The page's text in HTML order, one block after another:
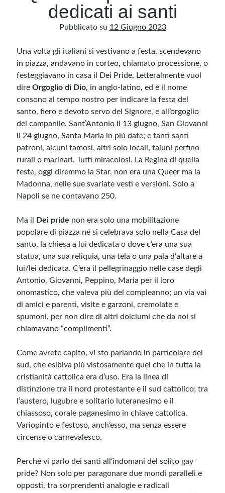
Categorie
Questo blog non rappresenta una testata giornalistica, in quanto viene aggiornato
senza alcuna periodicità. Non può pertanto considerarsi un prodotto editoriale ai
sensi della legge n· 62 del 7.03.2001. L’autore non è responsabile di quanto
pubblicato dai lettori nei commenti ai vari post. Saranno comunque cancellati quelli
ritenuti offensivi o lesivi dell’immagine o dell’onorabilità di terzi, di genere spam,
razzisti o che contengano dati personali non conformi al rispetto delle norme sulla
privacy. Alcune immagini inserite in questo blog sono tratte da Internet e, pertanto,
diritti d’autore, vi invito a comunicarlo via e-mail a info[at]dinovalle.it e saranno
Accedi
Feed dei contenuti
Feed dei commenti
WordPress.org
dedicati ai santi
Pubblicato su 12 Giugno 2023
Una volta gli italiani si vestivano a festa, scendevano
in piazza, andavano in corteo, chiamato processione, o
festeggiavano in casa il Dei Pride. Letteralmente vuol
direOrgoglio di Dio, in anglo-latino, ed è il nome
consono al tempo nostro per indicare la festa del
santo, fiero e devoto servo del Signore, e all’orgoglio
del campanile. Sant’Antonio il 13 giugno, San Giovanni
il 24 giugno, Santa Maria in più date; e tanti santi
patroni, alcuni famosi, altri solo locali, taluni perfino
rurali o marinari. Tutti miracolosi. La Regina di quella
feste, oggi diremmo la Star, non era una Queer ma la
Madonna, nelle sue svariate vesti e versioni. Solo a
Napoli se ne contavano 250.
Ma il Dei pride non era solo una mobilitazione
popolare di piazza né si celebrava solo nella Casa del
santo, la chiesa a lui dedicata o dove c’era una sua
statua, una sua reliquia, una tela o una pala d’altare a
lui/lei dedicata. C’era il pellegrinaggio nelle case degli
Antonio, Giovanni, Peppino, Maria per il loro
onomastico, che valeva più del compleanno; un via vai
di amici e parenti, visite e garzoni, cremolate e
spumoni, per non dire di altri dolciumi che da noi si
chiamavano “complimenti”.
Come avrete capito, vi sto parlando in particolare del
sud, che esibiva più vistosamente quel che in tutta la
cristianità cattolica era d’uso. Era la linea di
distinzione tra il nord protestante e il sud cattolico; tra
l’austero, lugubre e solitario luteranesimo e il
chiassoso, corale paganesimo in chiave cattolica.
Variopinto e festoso, anch’esso, ma senza essere
circense o carnevalesco.
Perché vi parlo dei santi all’indomani del solito gay
pride? Non solo per paragonare due mondi paralleli e
opposti, tra sorprendenti analogie e radicali